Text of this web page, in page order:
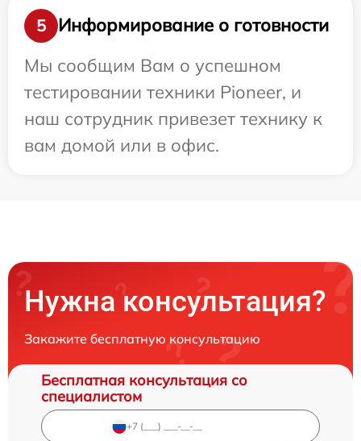
5
Информирование о готовности
Мы сообщим Вам о успешном
тестировании техники Pioneer, и
наш сотрудник привезет технику к
вам домой или в офис.
Нужна консультация?
Закажите бесплатную консультацию
Бесплатная консультация со
специалистом